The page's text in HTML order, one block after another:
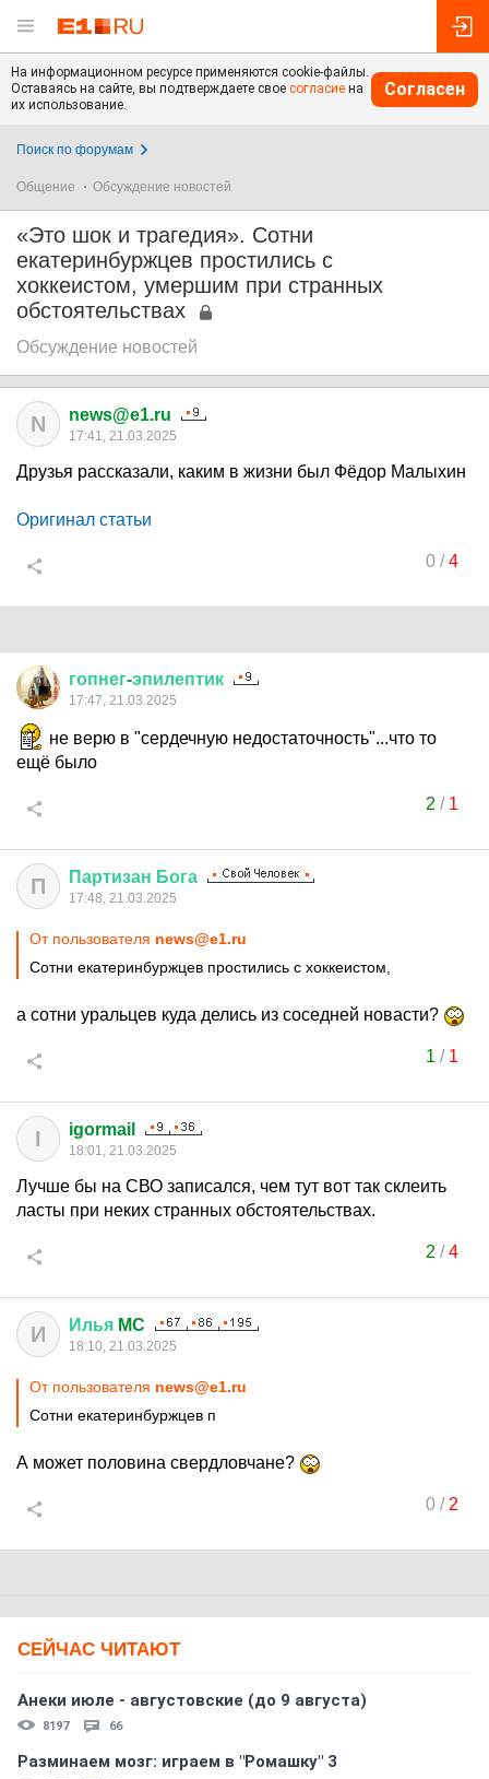
На информационном ресурсе применяются cookie-файлы.
Оставаясь на сайте, вы подтверждаете свое согласие на
их использование.
Согласен
Поиск по форумам
Общение Обсуждение новостей
«Это шок и трагедия». Сотни
екатеринбуржцев простились с
хоккеистом, умершим при странных
обстоятельствах
Обсуждение новостей
N news@e1.ru
17:41, 21.03.2025
Друзья рассказали, каким в жизни был Фёдор Малыхин
Оригинал статьи
0/4
гопнег-эпилептик
17:47, 21.03.2025
не верю в "сердечную недостаточность"...что то
ещё было
2 / 1
П Партизан Бога
17:48, 21.03.2025
От пользователя news@e1.ru
Сотни екатеринбуржцев простились с хоккеистом,
а сотни уральцев куда делись из соседней новасти?
1 / 1
I igormail
18:01, 21.03.2025
Лучше бы на СВО записался, чем тут вот так склеить
ласты при неких странных обстоятельствах.
2 /4
И Илья MC
18:10, 21.03.2025
От пользователя news@e1.ru
Сотни екатеринбуржцев п
А может половина свердловчане?
0/ 2
СЕЙЧАС ЧИТАЮТ
Анеки июле - августовские (до 9 августа)
8197 66
Разминаем мозг: играем в "Ромашку" 3